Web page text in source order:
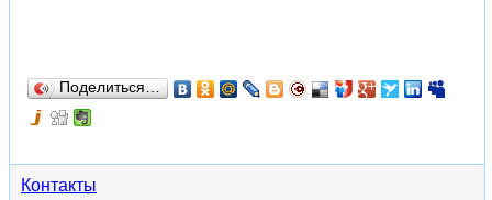
Поделиться…
Контакты